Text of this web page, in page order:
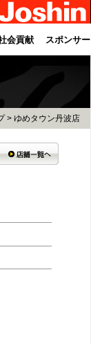
会貢献 スポンサー
> ゆめタウン丹波店